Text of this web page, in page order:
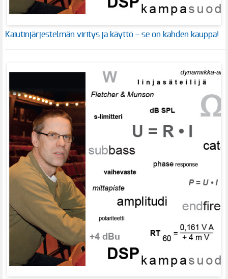
Kaiutinjärjestelmän viritys ja käyttö – se on kahden kauppa!